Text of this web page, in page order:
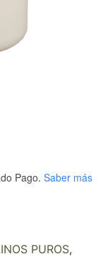
Pago. Saber más
PUROS,